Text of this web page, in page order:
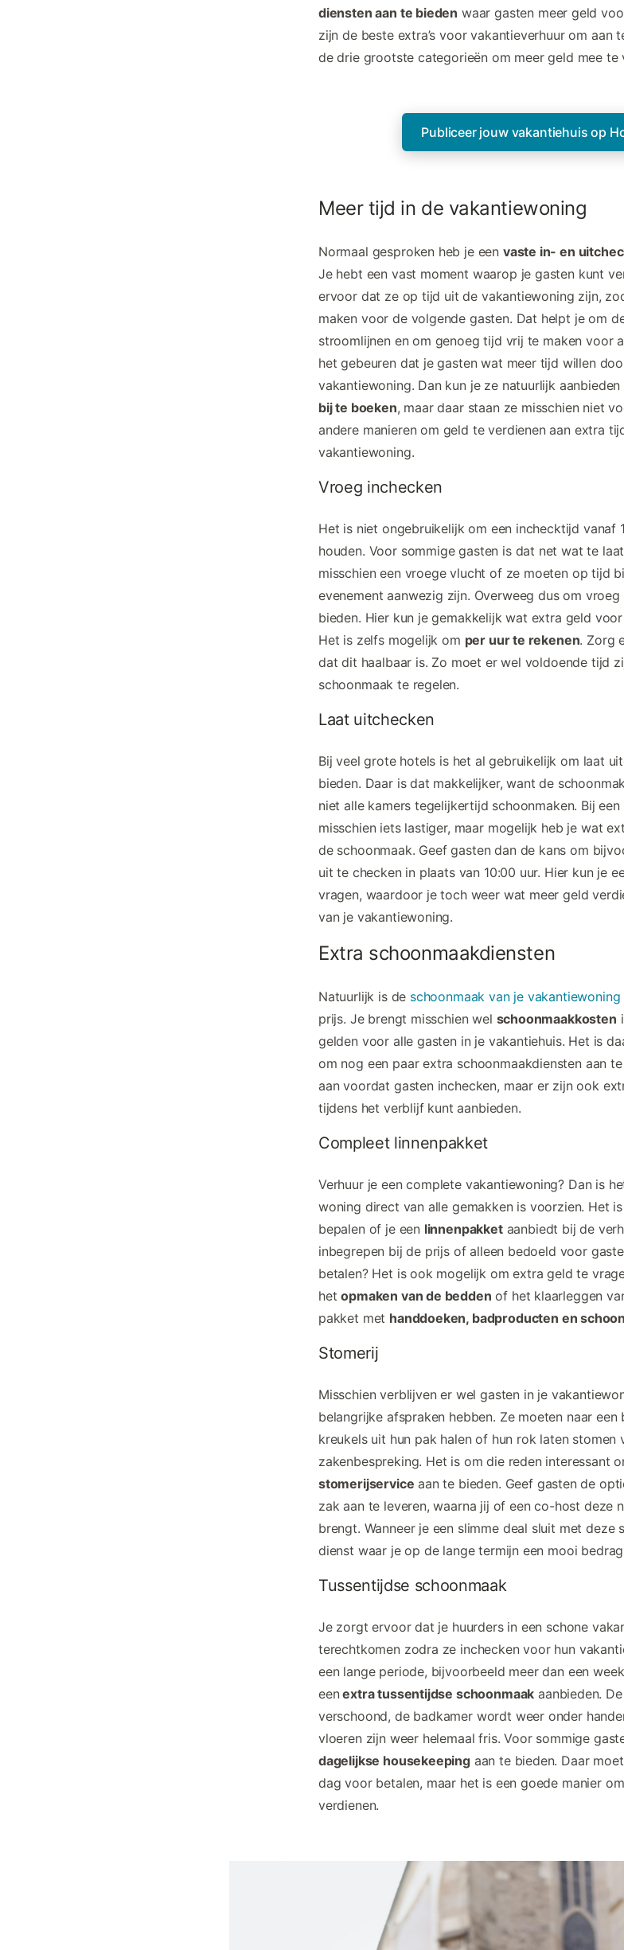
diensten aan te bieden waar gasten meer geld
zijn de beste extra’s voor vakantieverhuur om aan
de drie grootste categorieën om meer geld mee te
Publiceer jouw vakantiehuis op
Meer tijd in de vakantiewoning
Normaal gesproken heb je een vaste in- en
Je hebt een vast moment waarop je gasten kunt
ervoor dat ze op tijd uit de vakantiewoning zijn,
maken voor de volgende gasten. Dat helpt je om
stroomlijnen en om genoeg tijd vrij te maken voor
het gebeuren dat je gasten wat meer tijd willen
vakantiewoning. Dan kun je ze natuurlijk aanbieden
bij te boeken, maar daar staan ze misschien niet
andere manieren om geld te verdienen aan extra
vakantiewoning.
Vroeg inchecken
Het is niet ongebruikelijk om een inchecktijd vanaf
houden. Voor sommige gasten is dat net wat te
misschien een vroege vlucht of ze moeten op tijd
evenement aanwezig zijn. Overweeg dus om
bieden. Hier kun je gemakkelijk wat extra geld
Het is zelfs mogelijk om per uur te rekenen. Zorg
dat dit haalbaar is. Zo moet er wel voldoende tijd
schoonmaak te regelen.
Laat uitchecken
Bij veel grote hotels is het al gebruikelijk om laat
bieden. Daar is dat makkelijker, want de
niet alle kamers tegelijkertijd schoonmaken. Bij
misschien iets lastiger, maar mogelijk heb je wat
de schoonmaak. Geef gasten dan de kans om
uit te checken in plaats van 10:00 uur. Hier kun je
vragen, waardoor je toch weer wat meer geld
van je vakantiewoning.
Extra schoonmaakdiensten
Natuurlijk is de schoonmaak van je vakantiewoning
prijs. Je brengt misschien wel schoonmaakkosten
gelden voor alle gasten in je vakantiehuis. Het is
om nog een paar extra schoonmaakdiensten aan
aan voordat gasten inchecken, maar er zijn ook
tijdens het verblijf kunt aanbieden.
Compleet linnenpakket
Verhuur je een complete vakantiewoning? Dan is
woning direct van alle gemakken is voorzien. Het
bepalen of je een linnenpakketaanbiedt bij de
inbegrepen bij de prijs of alleen bedoeld voor
betalen? Het is ook mogelijk om extra geld te
hetopmaken van de bedden of het klaarleggen
pakket met handdoeken, badproducten en
Stomerij
Misschien verblijven er wel gasten in je
belangrijke afspraken hebben. Ze moeten naar
kreukels uit hun pak halen of hun rok laten stomen
zakenbespreking. Het is om die reden interessant
stomerijservice aan te bieden. Geef gasten de
zak aan te leveren, waarna jij of een co-host deze
brengt. Wanneer je een slimme deal sluit met deze
dienst waar je op de lange termijn een mooi
Tussentijdse schoonmaak
Je zorgt ervoor dat je huurders in een schone
terechtkomen zodra ze inchecken voor hun
een lange periode, bijvoorbeeld meer dan een
eenextra tussentijdse schoonmaak aanbieden.
verschoond, de badkamer wordt weer onder
vloeren zijn weer helemaal fris. Voor sommige
dagelijkse housekeepingaan te bieden. Daar
dag voor betalen, maar het is een goede manier
verdienen.